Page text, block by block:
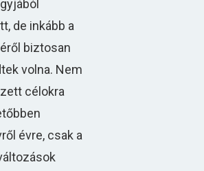
de inkább a
biztosan
volna. Nem
célokra
évre, csak a